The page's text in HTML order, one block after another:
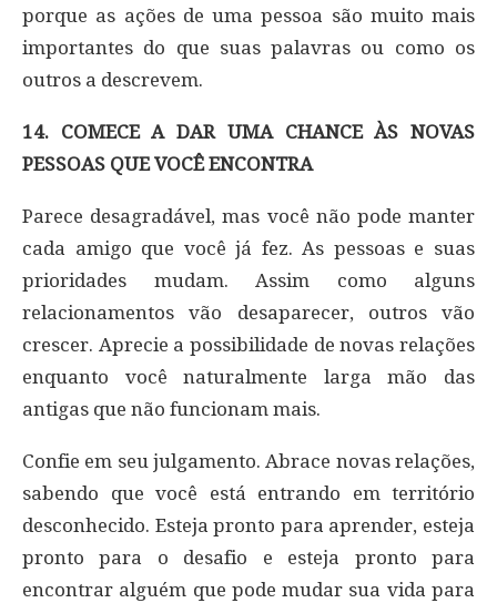
porque as ações de uma pessoa são muito mais
importantes do que suas palavras ou como os
outros a descrevem.
14. COMECE A DAR UMA CHANCE ÀS NOVAS
PESSOAS QUE VOCÊ ENCONTRA
Parece desagradável, mas você não pode manter
cada amigo que você já fez. As pessoas e suas
prioridades mudam. Assim como alguns
relacionamentos vão desaparecer, outros vão
crescer. Aprecie a possibilidade de novas relações
enquanto você naturalmente larga mão das
antigas que não funcionam mais.
Confie em seu julgamento. Abrace novas relações,
sabendo que você está entrando em território
desconhecido. Esteja pronto para aprender, esteja
pronto para o desafio e esteja pronto para
encontrar alguém que pode mudar sua vida para